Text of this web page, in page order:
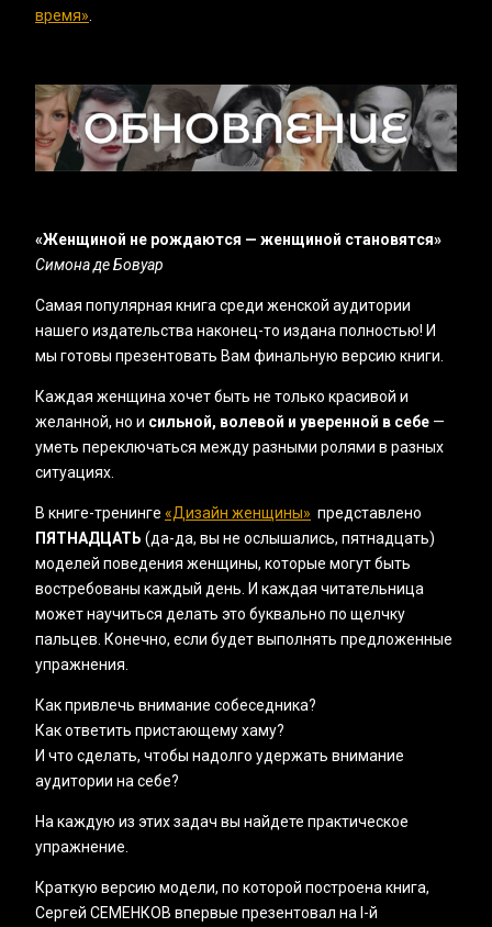
время‎»
«‎Женщиной не рождаются — женщиной становятся»
Симона де Бовуар
Самая популярная книга среди женской аудитории
нашего издательства наконец-то издана полностью! И
мы готовы презентовать Вам финальную версию книги.
Каждая женщина хочет быть не только красивой и
желанной, но и сильной, волевой и уверенной в себе —
уметь переключаться между разными ролями в разных
ситуациях.
В книге-тренинге «‎Дизайн женщины» представлено
ПЯТНАДЦАТЬ (да-да, вы не ослышались, пятнадцать)
моделей поведения женщины, которые могут быть
востребованы каждый день. И каждая читательница
может научиться делать это буквально по щелчку
пальцев. Конечно, если будет выполнять предложенные
упражнения.
Как привлечь внимание собеседника?
Как ответить пристающему хаму?
И что сделать, чтобы надолго удержать внимание
аудитории на себе?
На каждую из этих задач вы найдете практическое
упражнение.
Краткую версию модели, по которой построена книга,
Сергей СЕМЕНКОВ впервые презентовал на I-й